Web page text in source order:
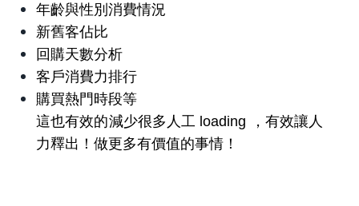
年齡與性別消費情況
新舊客佔比
回購天數分析
客戶消費力排行
購買熱門時段等
這也有效的減少很多人工 loading ，有效讓人
力釋出！做更多有價值的事情！